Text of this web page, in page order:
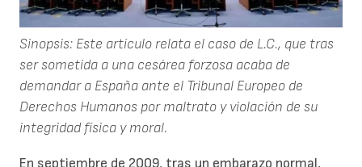
Sinopsis: Este artículo relata el caso de L.C., que tras
ser sometida a una cesárea forzosa acaba de
demandar a España ante el Tribunal Europeo de
Derechos Humanos por maltrato y violación de su
integridad física y moral.
En septiembre de 2009, tras un embarazo normal,